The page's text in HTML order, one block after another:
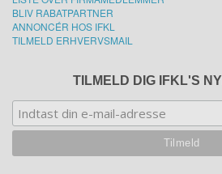
BLIV RABATPARTNER
ANNONCÉR HOS IFKL
TILMELD ERHVERVSMAIL
TILMELD DIG IFKL'S